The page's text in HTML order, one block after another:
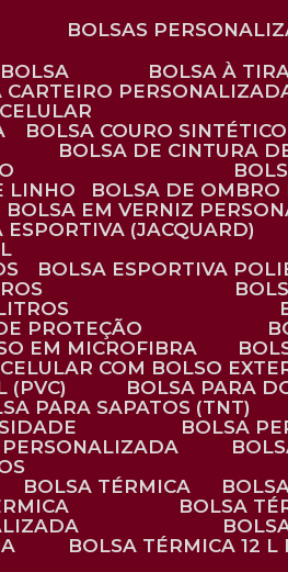
BOLSAS
BOLSA BOLSA À
CARTEIRO
BOLSA COURO
BOLSA DE CINTURA
LINHO BOLSA DE
BOLSA EM VERNIZ
ESPORTIVA (JACQUARD)
BOLSA ESPORTIVA
PROTEÇÃO
EM MICROFIBRA
CELULAR COM BOLSO
(PVC)
BOLSA PARA
PARA SAPATOS (TNT)
BOLSA
PERSONALIZADA
BOLSA TÉRMICA
BOLSA
BOLSA TÉRMICA 12